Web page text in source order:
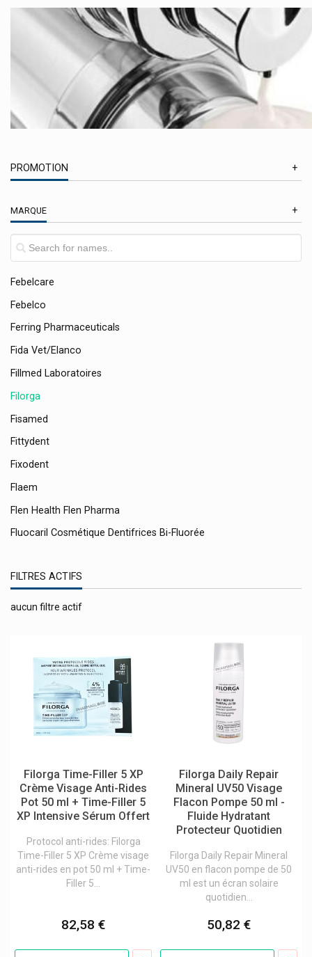
PROMOTION
MARQUE
Eumedica
Eureka Care
Eureka Pharma
Eurogenerics
Evian
Excilor Mycose Pieds Et Ongles Verrues
Fagron
Farmamed Baume À Lèvres Enfants
Fazup
Febelcare
Febelco
Ferring Pharmaceuticals
Fida Vet/elanco
Fillmed Laboratoires
Filorga
Fisamed
Fittydent
Fixodent
Flaem
Flen Health Flen Pharma
Fluocaril Cosmétique Dentifrices Bi-Fluorée
Footner
Forêt Huile À L'arnica
Fortimel Nutricia
Frei Ol
Frio Pochettes
Frontline Antiparasitaires
Galderma
Galenco Soins Bébés
Gants
Garance Lingerie/maillots De Bain
Gehwol Produits Pieds
FILTRES ACTIFS
aucun filtre actif
Filorga Time-Filler 5 XP
Crème Visage Anti-Rides
Pot 50 ml + Time-Filler 5
XP Intensive Sérum Offert
Protocol anti-rides: Filorga
Time-Filler 5 XP Crème visage
anti-rides en pot 50 ml + Time-
Filler 5...
82,58 €
Filorga Daily Repair
Mineral UV50 Visage
Flacon Pompe 50 ml -
Fluide Hydratant
Protecteur Quotidien
Filorga Daily Repair Mineral
UV50 en flacon pompe de 50
ml est un écran solaire
quotidien...
50,82 €